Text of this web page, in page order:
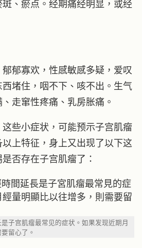
、瘀点。经期痛经明显，或经
郁寡欢，性感敏感多疑，爱叹
堵住，咽不下、咳不出。生气
走窜性疼痛、乳房胀痛。
些小症状，可能预示子宫肌瘤
上特征，身上又出现了以下这
否存在子宫肌瘤了：
子宫肌瘤最常见的症状。如果发现近期月
留心了。